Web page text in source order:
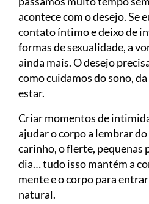
acontece com o desejo. Se
contato íntimo e deixo de
formas de sexualidade, a
ainda mais. O desejo
como cuidamos do sono,
estar.
Criar momentos de
ajudar o corpo a lembrar
carinho, o flerte, pequenas
dia… tudo isso mantém a
mente e o corpo para
natural.